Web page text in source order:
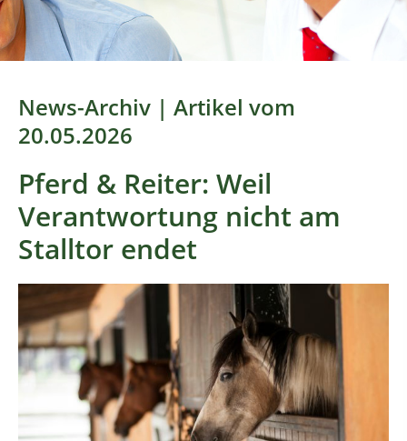
News-Archiv | Artikel vom
20.05.2026
Pferd & Reiter: Weil
Verantwortung nicht am
Stalltor endet